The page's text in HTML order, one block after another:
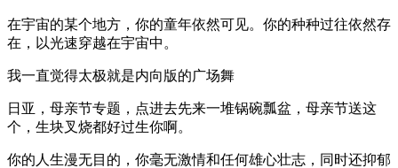
在宇宙的某个地方，你的童年依然可见。你的种种过往依然存
在，以光速穿越在宇宙中。
我一直觉得太极就是内向版的广场舞
日亚，母亲节专题，点进去先来一堆锅碗瓢盆，母亲节送这
个，生块叉烧都好过生你啊。
你的人生漫无目的，你毫无激情和任何雄心壮志，同时还抑郁